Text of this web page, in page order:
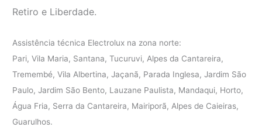
Retiro e Liberdade.
Assistência técnica Electrolux na zona norte:
Pari, Vila Maria, Santana, Tucuruvi, Alpes da Cantareira,
Tremembé, Vila Albertina, Jaçanã, Parada Inglesa, Jardim São
Paulo, Jardim São Bento, Lauzane Paulista, Mandaqui, Horto,
Água Fria, Serra da Cantareira, Mairiporã, Alpes de Caieiras,
Guarulhos.